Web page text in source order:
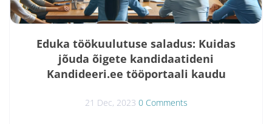
Eduka töökuulutuse saladus: Kuidas
jõuda õigete kandidaatideni
Kandideeri.ee tööportaali kaudu
21 Dec, 2023 0 Comments